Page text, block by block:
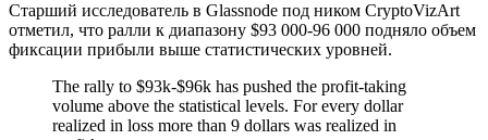
Старший исследователь в Glassnode под ником CryptoVizArt
отметил, что ралли к диапазону $93 000-96 000 подняло объем
фиксации прибыли выше статистических уровней.
The rally to $93k-$96k has pushed the profit-taking
volume above the statistical levels. For every dollar
realized in loss more than 9 dollars was realized in